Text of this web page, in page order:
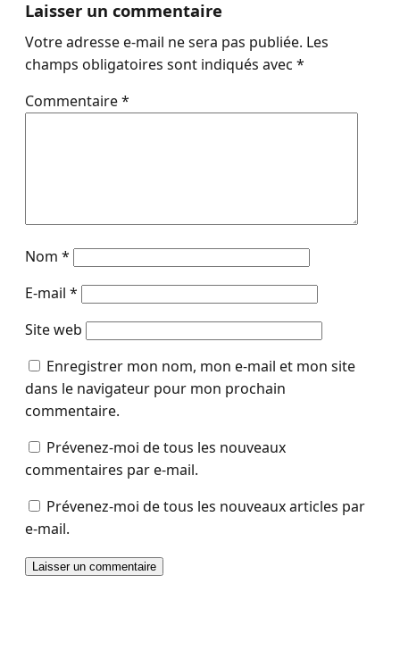
Laisser un commentaire
Votre adresse e-mail ne sera pas publiée. Les
champs obligatoires sont indiqués avec *
Commentaire*
Nom *
E-mail *
Site web
Enregistrer mon nom, mon e-mail et mon site
dans le navigateur pour mon prochain
commentaire.
Prévenez-moi de tous les nouveaux
commentaires par e-mail.
Prévenez-moi de tous les nouveaux articles par
e-mail.